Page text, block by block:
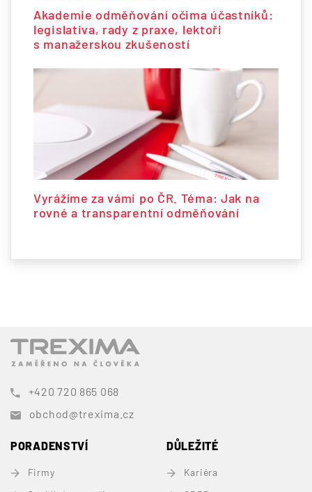
Akademie odměňování očima účastníků:
legislativa, rady z praxe, lektoři
s manažerskou zkušeností
Vyrážíme za vámi po ČR. Téma: Jak na
rovné a transparentní odměňování
+420 720 865 068
obchod@trexima.cz
PORADENSTVÍ
Firmy
DŮLEŽITÉ
Kariéra